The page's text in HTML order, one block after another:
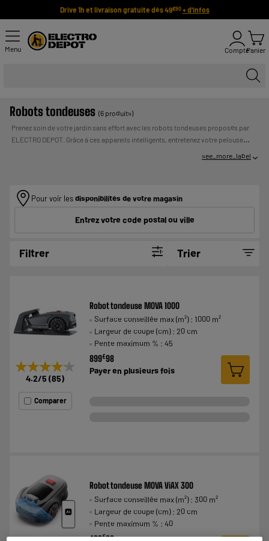
Drive 1h et livraison gratuite dès 49€90 + d'infos
Menu ComptePanier
Robots tondeuses (6 produits)
Prenez soin de votre jardin sans effort avec les robots tondeuses proposés par
ELECTRO DEPOT. Grâce à ces appareils intelligents, entretenez votre pelouse
see_more_label
Pour voir lesdisponibilités de votre magasin
Entrez votre code postal ou ville
Filtrer Trier
★★★★★
★★★★★
4.2/5 (85)
Comparer
Robot tondeuse MOVA 1000
Surface conseillée max (m²) : 1000 m²
Largeur de coupe (cm) : 20 cm
Pente maximum % : 45
899€98
Payer en plusieurs fois
Robot tondeuse MOVA ViAX 300
Surface conseillée max (m²) : 300 m²
Largeur de coupe (cm) : 20 cm
Pente maximum % : 40
499€98